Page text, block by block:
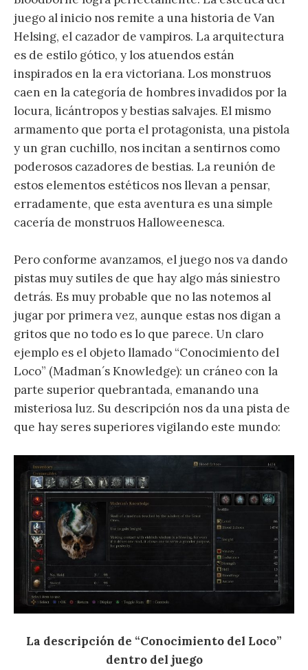
juego al inicio nos remite a una historia de Van
Helsing, el cazador de vampiros. La arquitectura
es de estilo gótico, y los atuendos están
inspirados en la era victoriana. Los monstruos
caen en la categoría de hombres invadidos por la
locura, licántropos y bestias salvajes. El mismo
armamento que porta el protagonista, una pistola
y un gran cuchillo, nos incitan a sentirnos como
poderosos cazadores de bestias. La reunión de
estos elementos estéticos nos llevan a pensar,
erradamente, que esta aventura es una simple
cacería de monstruos Halloweenesca.
Pero conforme avanzamos, el juego nos va dando
pistas muy sutiles de que hay algo más siniestro
detrás. Es muy probable que no las notemos al
jugar por primera vez, aunque estas nos digan a
gritos que no todo es lo que parece. Un claro
ejemplo es el objeto llamado “Conocimiento del
Loco” (Madman´s Knowledge): un cráneo con la
parte superior quebrantada, emanando una
misteriosa luz. Su descripción nos da una pista de
que hay seres superiores vigilando este mundo:
La descripción de “Conocimiento del Loco”
dentro del juego